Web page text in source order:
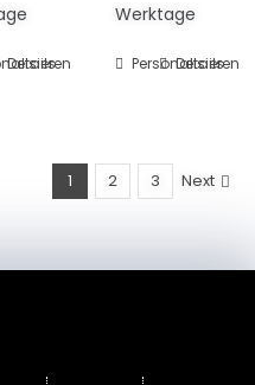
Varianten
Details
Werktage
Personalisieren
Dieses
Varianten
auf.
Details
1 2 3 Next